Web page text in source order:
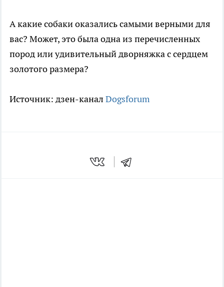
А какие собаки оказались самыми верными для
вас? Может, это была одна из перечисленных
пород или удивительный дворняжка с сердцем
золотого размера?
Источник: дзен-канал Dogsforum